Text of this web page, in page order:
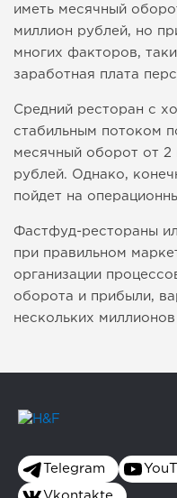
иметь месячный
миллион рублей, но
многих факторов,
заработная плата
Средний ресторан с
стабильным потоком
месячный оборот от 2
рублей. Однако,
пойдет на
Фастфуд-рестораны
при правильном
организации
оборота и прибыли,
нескольких
Telegram